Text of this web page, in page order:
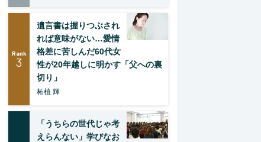
Rank
3
遺言書は握りつぶされ
れば意味がない…愛情
格差に苦しんだ60代女
性が20年越しに明かす「父への裏
切り」
柘植 輝
「うちらの世代じゃ考
えらんない」学びなお